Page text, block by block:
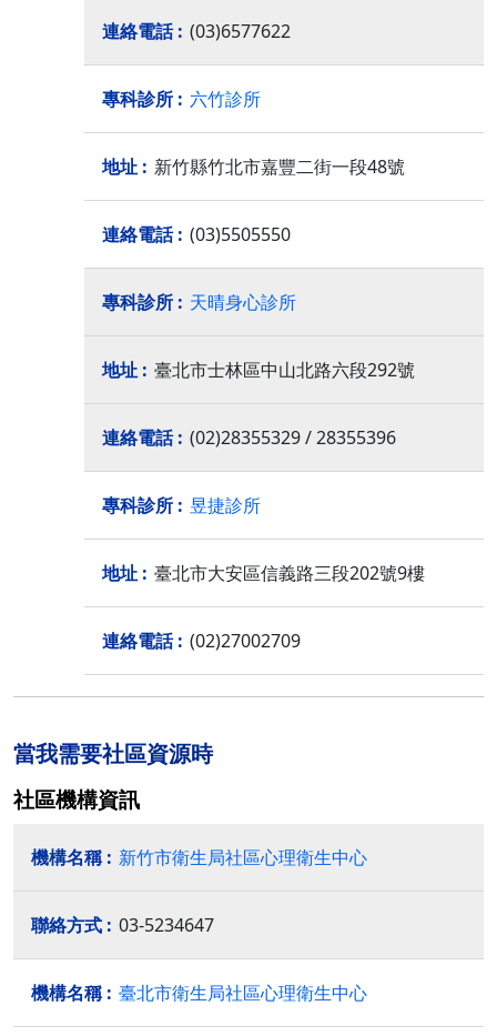
(03)6577622
六竹診所
新竹縣竹北市嘉豐二街一段48號
(03)5505550
天晴身心診所
臺北市士林區中山北路六段292號
(02)28355329 / 28355396
昱捷診所
臺北市大安區信義路三段202號9樓
(02)27002709
當我需要社區資源時
社區機構資訊
新竹市衛生局社區心理衛生中心
03-5234647
臺北市衛生局社區心理衛生中心